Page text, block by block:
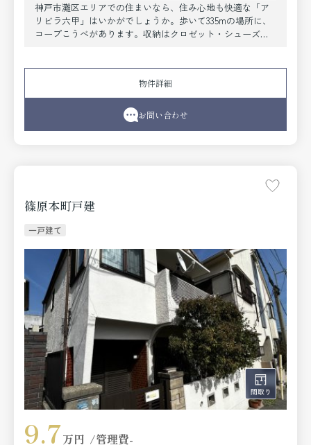
神戸市灘区エリアでの住まいなら、住み心地も快適な「ア
リビラ六甲」はいかがでしょうか。歩いて335mの場所に、
コープこうべがあります。収納はクロゼット・シューズボ
な状態を保ちやすい洗面化粧台があります。スイッチ一つ
で温度管理できるエアコン付きのマンション。神戸市灘区
や阪急神戸本線六甲付近での新生活をお考えならお任せく
ださい。お部屋探しは取り扱い物件数も豊富な当社スタッ
フがサポートいたします。
物件詳細
お問い合わせ
篠原本町戸建
一戸建て
9.7万円 管理費-